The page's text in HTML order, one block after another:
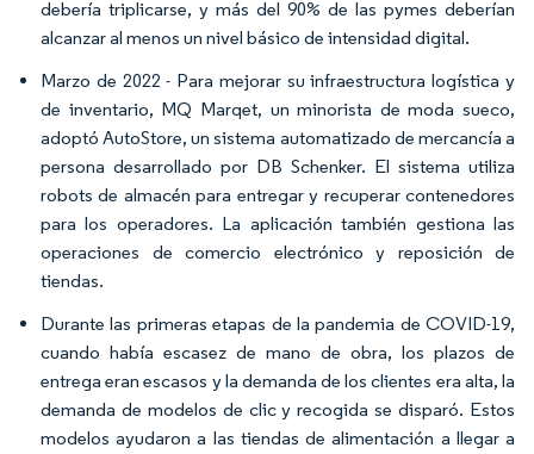
debería triplicarse, y más del 90% de las pymes deberían
alcanzar al menos un nivel básico de intensidad digital.
Marzo de 2022 - Para mejorar su infraestructura logística y
de inventario, MQ Marqet, un minorista de moda sueco,
adoptó AutoStore, un sistema automatizado de mercancía a
persona desarrollado por DB Schenker. El sistema utiliza
robots de almacén para entregar y recuperar contenedores
para los operadores. La aplicación también gestiona las
operaciones de comercio electrónico y reposición de
tiendas.
Durante las primeras etapas de la pandemia de COVID-19,
cuando había escasez de mano de obra, los plazos de
entrega eran escasos y la demanda de los clientes era alta, la
demanda de modelos de clic y recogida se disparó. Estos
modelos ayudaron a las tiendas de alimentación a llegar a